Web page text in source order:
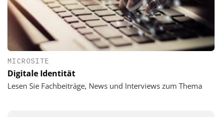
MICROSITE
Digitale Identität
Lesen Sie Fachbeiträge, News und Interviews zum Thema